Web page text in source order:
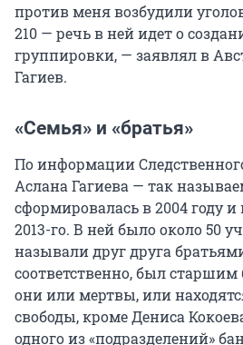
против меня возбудили
210 — речь в ней идет о
группировки, — заявлял в
Гагиев.
«Семья» и «братья»
По информации
Аслана Гагиева — так
сформировалась в 2004 году
2013-го. В ней было около 50
называли друг друга
соответственно, был старшим
они или мертвы, или
свободы, кроме Дениса
одного из «подразделений»